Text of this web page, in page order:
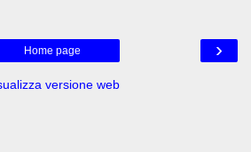
›
Home page
versione web